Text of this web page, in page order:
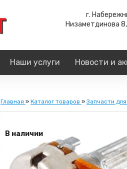
г.
Низаметдинова 8,
Наши услуги Новости и
Главная » Каталог товаров »Запчасти
В наличии